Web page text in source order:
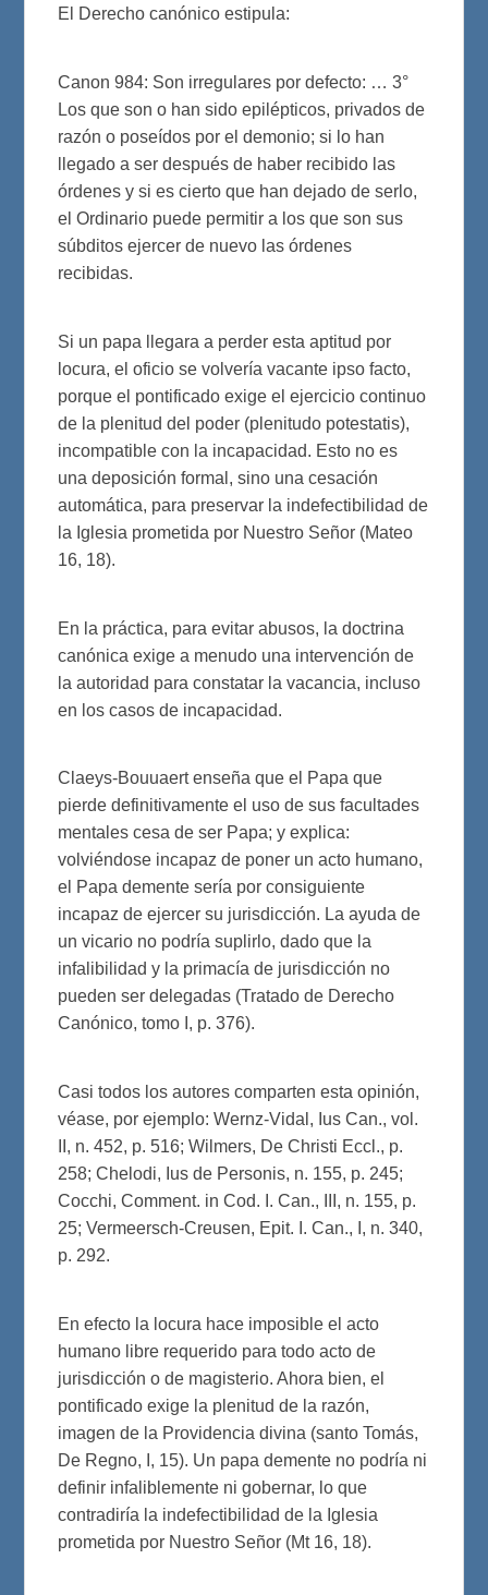
El Derecho canónico estipula:
Canon 984: Son irregulares por defecto: … 3°
Los que son o han sido epilépticos, privados de
razón o poseídos por el demonio; si lo han
llegado a ser después de haber recibido las
órdenes y si es cierto que han dejado de serlo,
el Ordinario puede permitir a los que son sus
súbditos ejercer de nuevo las órdenes
recibidas.
Si un papa llegara a perder esta aptitud por
locura, el oficio se volvería vacante ipso facto,
porque el pontificado exige el ejercicio continuo
de la plenitud del poder (plenitudo potestatis),
incompatible con la incapacidad. Esto no es
una deposición formal, sino una cesación
automática, para preservar la indefectibilidad de
la Iglesia prometida por Nuestro Señor (Mateo
16, 18).
En la práctica, para evitar abusos, la doctrina
canónica exige a menudo una intervención de
la autoridad para constatar la vacancia, incluso
en los casos de incapacidad.
Claeys-Bouuaert enseña que el Papa que
pierde definitivamente el uso de sus facultades
mentales cesa de ser Papa; y explica:
volviéndose incapaz de poner un acto humano,
el Papa demente sería por consiguiente
incapaz de ejercer su jurisdicción. La ayuda de
un vicario no podría suplirlo, dado que la
infalibilidad y la primacía de jurisdicción no
pueden ser delegadas (Tratado de Derecho
Canónico, tomo I, p. 376).
Casi todos los autores comparten esta opinión,
véase, por ejemplo: Wernz-Vidal, Ius Can., vol.
II, n. 452, p. 516; Wilmers, De Christi Eccl., p.
258; Chelodi, Ius de Personis, n. 155, p. 245;
Cocchi, Comment. in Cod. I. Can., III, n. 155, p.
25; Vermeersch-Creusen, Epit. I. Can., I, n. 340,
p. 292.
En efecto la locura hace imposible el acto
humano libre requerido para todo acto de
jurisdicción o de magisterio. Ahora bien, el
pontificado exige la plenitud de la razón,
imagen de la Providencia divina (santo Tomás,
De Regno, I, 15). Un papa demente no podría ni
definir infaliblemente ni gobernar, lo que
contradiría la indefectibilidad de la Iglesia
prometida por Nuestro Señor (Mt 16, 18).